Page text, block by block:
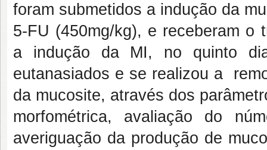
foram submetidos a indução da
5-FU (450mg/kg), e receberam o
a indução da MI, no quinto
eutanasiados e se realizou a
da mucosite, através dos
morfométrica, avaliação do
averiguação da produção de